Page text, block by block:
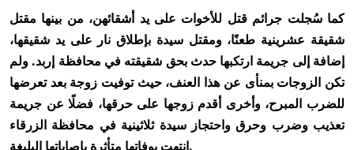
كما سُجلت جرائم قتل للأخوات على يد أشقائهن، من بينها مقتل
شقيقة عشرينية طعنًا، ومقتل سيدة بإطلاق نار على يد شقيقها،
إضافة إلى جريمة ارتكبها حدث بحق شقيقته في محافظة إربد. ولم
تكن الزوجات بمنأى عن هذا العنف، حيث توفيت زوجة بعد تعرضها
للضرب المبرح، وأخرى أقدم زوجها على حرقها، فضلًا عن جريمة
تعذيب وضرب وحرق واحتجاز سيدة ثلاثينية في محافظة الزرقاء
انتهت بوفاتها متأثرة بإصاباتها البليغة.